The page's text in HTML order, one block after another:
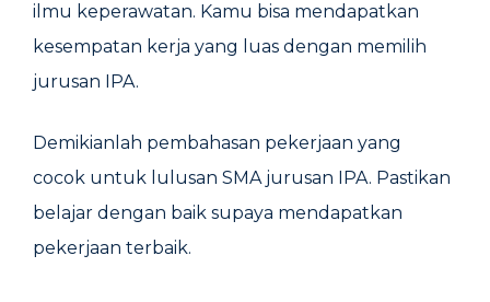
ilmu keperawatan. Kamu bisa mendapatkan
kesempatan kerja yang luas dengan memilih
jurusan IPA.
Demikianlah pembahasan pekerjaan yang
cocok untuk lulusan SMA jurusan IPA. Pastikan
belajar dengan baik supaya mendapatkan
pekerjaan terbaik.